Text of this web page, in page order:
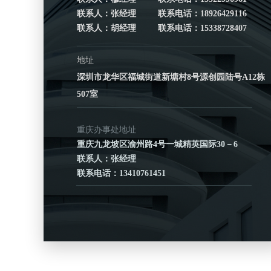
联系人：张经理 联系电话：18926429116
联系人：胡经理 联系电话：15338728407
地址
深圳市龙华区福城街道新塘村8号源创园陆号A12栋
507室
重庆办事处地址
重庆九龙坡区渝州路4号一城精英国际30－6
联系人：张经理
联系电话：13410761451